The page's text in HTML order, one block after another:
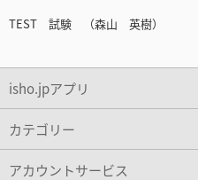
TEST 試験 （森山 英樹）
isho.jpアプリ
カテゴリー
アカウントサービス